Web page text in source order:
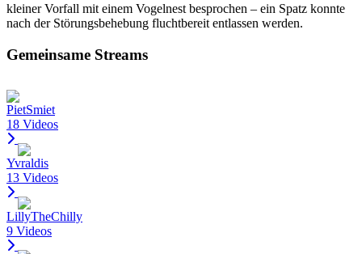
kleiner Vorfall mit einem Vogelnest besprochen – ein Spatz konnte
nach der Störungsbehebung fluchtbereit entlassen werden.
Gemeinsame Streams
PietSmiet
18 Videos
Yvraldis
13 Videos
LillyTheChilly
9 Videos